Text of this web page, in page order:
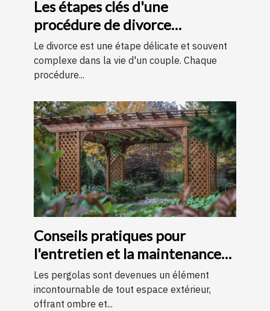
Les étapes clés d'une
procédure de divorce
expliquées simplement
Le divorce est une étape délicate et souvent
complexe dans la vie d'un couple. Chaque
procédure...
Conseils pratiques pour
l'entretien et la maintenance
des pergolas
Les pergolas sont devenues un élément
incontournable de tout espace extérieur,
offrant ombre et...